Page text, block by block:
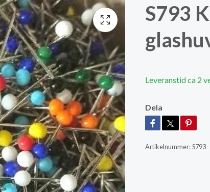
S793
Leveranstid ca 2
Dela
Artikelnummer:S793